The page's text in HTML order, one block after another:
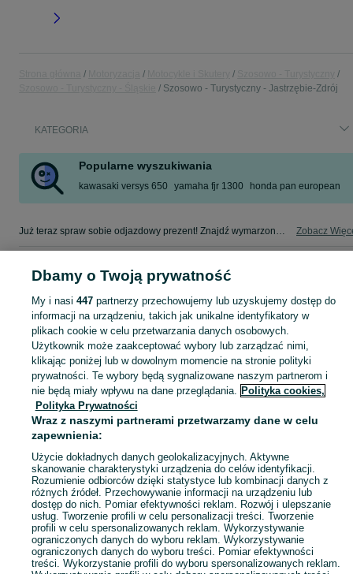
Szosowo - Turystyczny - Jastrzębie-Zdrój
KATEGORIA
Popularne wyszukiwania
kawasaki versys 650 yamaha fjr 1300 honda pan european
Już teraz spraw sobie odjazdowy prezent! Znajdź wymarzonego dwuślada w kategorii Szosowo - Turystyczny na OLX - Jastrzębie-Zdrój i okolice! Zobacz
Mapa kategorii
Mapa ministron
Popularne wyszukiwania
Dbamy o Twoją prywatność
My i nasi 447partnerzy przechowujemy lub uzyskujemy dostęp do
informacji na urządzeniu, takich jak unikalne identyfikatory w
plikach cookie w celu przetwarzania danych osobowych.
Użytkownik może zaakceptować wybory lub zarządzać nimi,
klikając poniżej lub w dowolnym momencie na stronie polityki
prywatności. Te wybory będą sygnalizowane naszym partnerom i
nie będą miały wpływu na dane przeglądania. Polityka cookies,
Polityka Prywatności
Wraz z naszymi partnerami przetwarzamy dane w celu
zapewnienia:
Użycie dokładnych danych geolokalizacyjnych. Aktywne
skanowanie charakterystyki urządzenia do celów identyfikacji.
Rozumienie odbiorców dzięki statystyce lub kombinacji danych z
różnych źródeł. Przechowywanie informacji na urządzeniu lub
dostęp do nich. Pomiar efektywności reklam. Rozwój i ulepszanie
usług. Tworzenie profili w celu personalizacji treści. Tworzenie
profili w celu spersonalizowanych reklam. Wykorzystywanie
ograniczonych danych do wyboru reklam. Wykorzystywanie
ograniczonych danych do wyboru treści. Pomiar efektywności
treści. Wykorzystanie profili do wyboru spersonalizowanych reklam.